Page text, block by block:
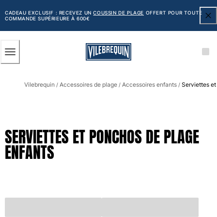
AU
CONTENU
PRINCIPAL
CADEAU EXCLUSIF : RECEVEZ UNCOUSSIN DE PLAGE OFFERT POUR TOUTE
COMMANDE SUPÉRIEURE À 600€
Tous les articles
Classique
Classique stretch
Classique ultra-léger
Vilebrequin / Accessoires de plage / Accessoires enfants / Serviettes
SERVIETTES ET PONCHOS DE PLAGE
ENFANTS